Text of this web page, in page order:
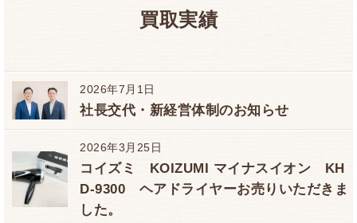
買取実績
2026年7月1日
社長交代・新経営体制のお知らせ
2026年3月25日
コイズミ KOIZUMI マイナスイオン KH
D-9300 ヘアドライヤーお売りいただきま
した。